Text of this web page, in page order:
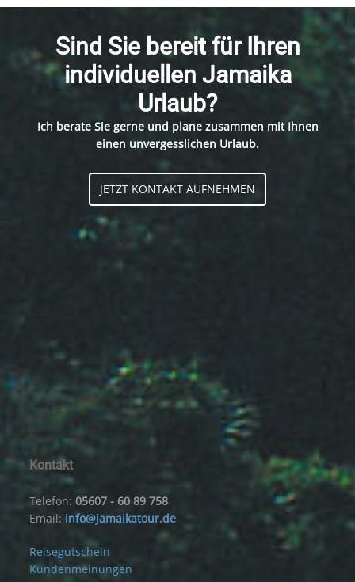
Sind Sie bereit für Ihren
individuellen Jamaika
Urlaub?
Ich berate Sie gerne und plane zusammen mit Ihnen
einen unvergesslichen Urlaub.
JETZT KONTAKT AUFNEHMEN
Kontakt
Telefon:05607 - 60 89 758
Email: info@jamaikatour.de
Reisegutschein
Kundenmeinungen